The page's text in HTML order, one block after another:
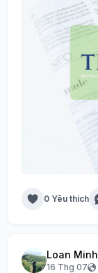
0 Yêu thích
Loan Minh
16 Thg 07